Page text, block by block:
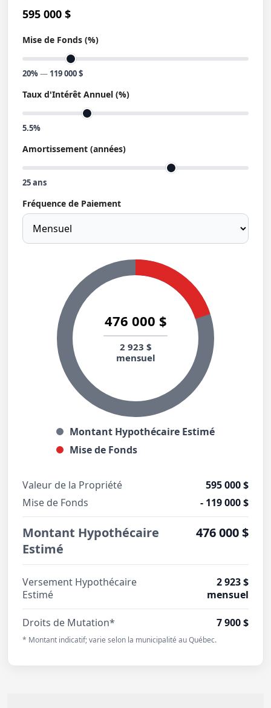
595 000 $
Mise de Fonds (%)
20%— 119 000 $
Taux d'Intérêt Annuel (%)
5.5%
Amortissement (années)
25ans
Fréquence de Paiement
476 000 $
2 923 $
mensuel
Montant Hypothécaire Estimé
Mise de Fonds
Valeur de la Propriété
595 000 $
Mise de Fonds
- 119 000 $
Montant Hypothécaire
Estimé
476 000 $
Versement Hypothécaire
Estimé
2 923 $
mensuel
Droits de Mutation* 7 900 $
* Montant indicatif; varie selon la municipalité au Québec.